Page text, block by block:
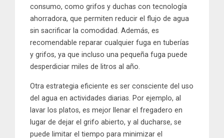
consumo, como grifos y duchas con tecnología
ahorradora, que permiten reducir el flujo de agua
sin sacrificar la comodidad. Además, es
recomendable reparar cualquier fuga en tuberías
y grifos, ya que incluso una pequeña fuga puede
desperdiciar miles de litros al año.
Otra estrategia eficiente es ser consciente del uso
del agua en actividades diarias. Por ejemplo, al
lavar los platos, es mejor llenar el fregadero en
lugar de dejar el grifo abierto, y al ducharse, se
puede limitar el tiempo para minimizar el